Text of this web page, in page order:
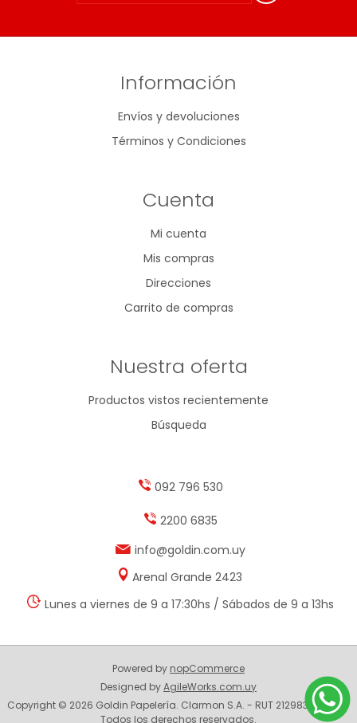
Información
Envíos y devoluciones
Términos y Condiciones
Cuenta
Mi cuenta
Mis compras
Direcciones
Carrito de compras
Nuestra oferta
Productos vistos recientemente
Búsqueda
092 796 530
2200 6835
info@goldin.com.uy
Arenal Grande 2423
Lunes a viernes de 9 a 17:30hs / Sábados de 9 a 13hs
Powered by nopCommerce
Designed byAgileWorks.com.uy
Copyright © 2026 Goldin Papelería. Clarmon S.A. - RUT 212983330014 -
Todos los derechos reservados.